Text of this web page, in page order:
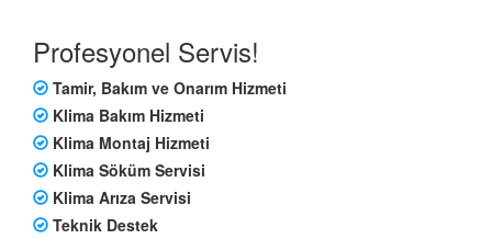
Profesyonel Servis!
Tamir, Bakım ve Onarım Hizmeti
Klima Bakım Hizmeti
Klima Montaj Hizmeti
Klima Söküm Servisi
Klima Arıza Servisi
Teknik Destek